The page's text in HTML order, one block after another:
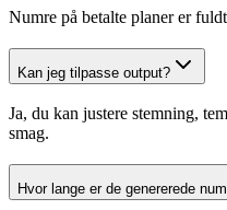
Numre på betalte planer er
Kan jeg tilpasse output?
Ja, du kan justere stemning,
smag.
Hvor lange er de genererede